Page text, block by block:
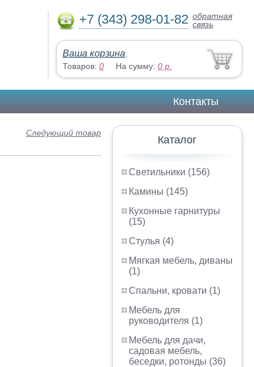
+7 (343) 298-01-82 обратная
связь
Ваша корзина:
Товаров: 0 На сумму: 0 р.
Контакты
Каталог
Светильники (156)
Камины (145)
Кухонные гарнитуры
(15)
Стулья (4)
Мягкая мебель, диваны
(1)
Спальни, кровати (1)
Мебель для
руководителя (1)
Мебель для дачи,
садовая мебель,
беседки, ротонды (36)
Следующий товар